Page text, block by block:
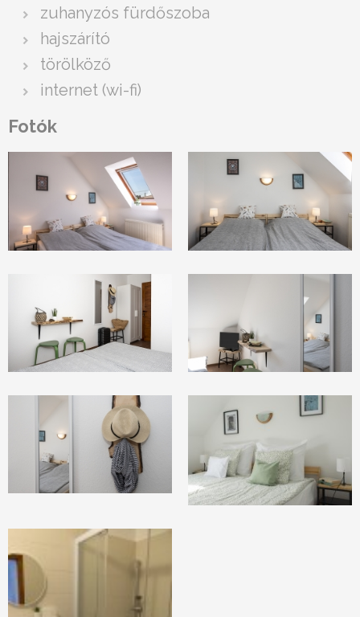
zuhanyzós fürdőszoba
hajszárító
törölköző
internet (wi-fi)
Fotók